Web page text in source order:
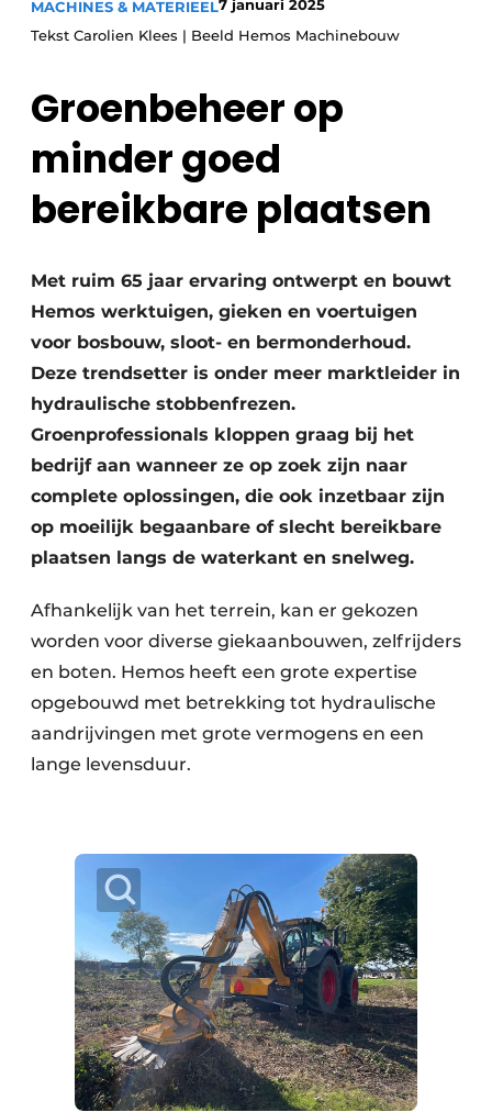
Vacatures
Video’s
MACHINES & MATERIEEL7 januari 2025
Tekst Carolien Klees | Beeld Hemos Machinebouw
Groenbeheer op
minder goed
bereikbare plaatsen
Met ruim 65 jaar ervaring ontwerpt en bouwt
Hemos werktuigen, gieken en voertuigen
voor bosbouw, sloot- en bermonderhoud.
Deze trendsetter is onder meer marktleider in
hydraulische stobbenfrezen.
Groenprofessionals kloppen graag bij het
bedrijf aan wanneer ze op zoek zijn naar
complete oplossingen, die ook inzetbaar zijn
op moeilijk begaanbare of slecht bereikbare
plaatsen langs de waterkant en snelweg.
Afhankelijk van het terrein, kan er gekozen
worden voor diverse giekaanbouwen, zelfrijders
en boten. Hemos heeft een grote expertise
opgebouwd met betrekking tot hydraulische
aandrijvingen met grote vermogens en een
lange levensduur.